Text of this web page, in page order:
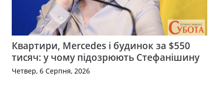
Квартири, Mercedes і будинок за $550
тисяч: у чому підозрюють Стефанішину
Четвер, 6 Серпня, 2026